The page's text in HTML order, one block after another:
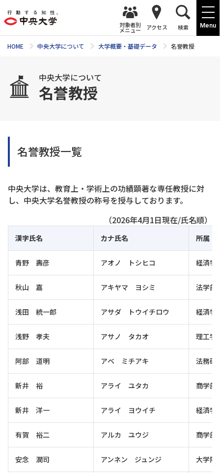
Menu
対象者別
メニュー アクセス 検索
HOME 中央大学について 大学概要・基礎データ 名誉教授
中央大学について
名誉教授
名誉教授一覧
中央大学は、教育上・学術上の功績顕著な専任教授に対
し、中央大学名誉教授の称号を授与しております。
（2026年4月1日現在/氏名順）
漢字氏名 カナ氏名 所属
青野 壽彦 アオノ トシヒコ 経済学
秋山 嘉 アキヤマ ヨシミ 法学部
浅田 統一郎 アサダ トウイチロウ 経済学
浅野 孝夫 アサノ タカオ 理工学
阿部 道明 アベ ミチアキ 法務研
新井 裕 アライ ユタカ 商学部
新井 洋一 アライ ヨウイチ 経済学
有賀 裕二 アルカ ユウジ 商学部
安念 潤司 アンネン ジュンジ 大学院